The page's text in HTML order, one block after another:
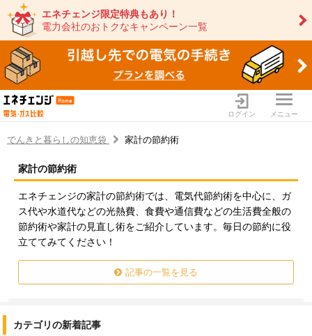
エネチェンジ限定特典もあり！
電力会社のおトクなキャンペーン一覧
ログイン メニュー
でんきと暮らしの知恵袋 家計の節約術
家計の節約術
エネチェンジの家計の節約術では、電気代節約術を中心に、ガ
ス代や水道代などの光熱費、食費や通信費などの生活費全般の
節約術や家計の見直し術をご紹介しています。毎日の節約に役
立ててみてください！
記事の一覧を見る
カテゴリの新着記事